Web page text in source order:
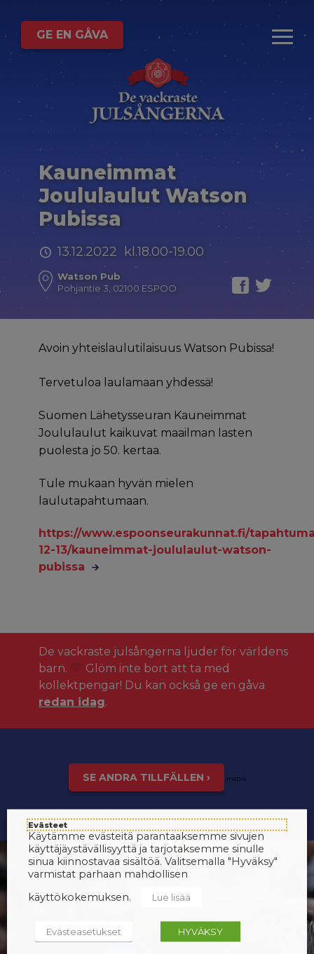
GE EN GÅVA
Kauneimmat
Joululaulut Watson
Pubissa
13.12.2022 kl.18.00-19.00
Watson Pub
Pohjantie 3, 02100 ESPOO
Avoin yhteislaulutilaisuus Watson Pubissa!
Tervetuloa laulamaan yhdessä!
Suomen Lähetysseuran Kauneimmat
Joululaulut kaikuvat maailman lasten
puolesta jo 50. kertaa.
Tule mukaan hyvän mielen
laulutapahtumaan.
https://www.espoonseurakunnat.fi/
12-13/kauneimmat-joululaulut-watson-
pubissa
De vackraste julsångerna ljuder för världens
barn.
Glöm inte bort att ta med
kollektpengar! Du kan också ge en gåva
redan idag.
SE ANDRA TILLFÄLLEN › inspis
Evästeet
Käytämme evästeitä parantaaksemme sivujen
käyttäjäystävällisyyttä ja tarjotaksemme sinulle
sinua kiinnostavaa sisältöä. Valitsemalla "Hyväksy"
varmistat parhaan mahdollisen
käyttökokemuksen.
Lue lisää
Evästeasetukset HYVÄKSY